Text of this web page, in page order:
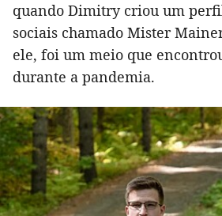
quando Dimitry criou um
sociais chamado Mister
ele, foi um meio que
durante a pandemia.